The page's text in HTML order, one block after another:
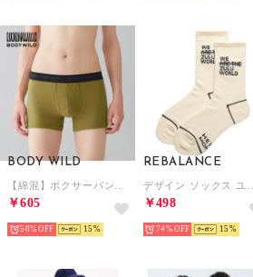
BODY WILD
￥605
50% 15
REBALANCE
￥498
74% 15